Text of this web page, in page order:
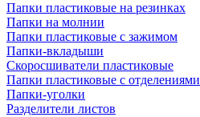
Папки пластиковые на резинках
Папки на молнии
Папки пластиковые с зажимом
Папки-вкладыши
Скоросшиватели пластиковые
Папки пластиковые с отделениями
Папки-уголки
Разделители листов